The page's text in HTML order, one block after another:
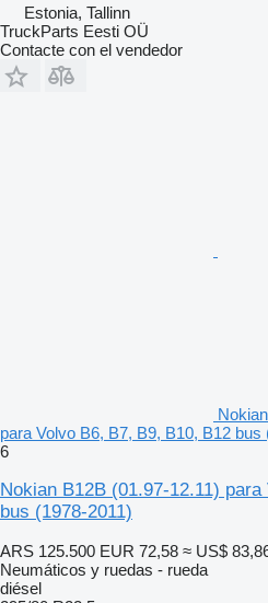
Estonia, Tallinn
TruckParts Eesti OÜ
Contacte con el vendedor
para Volvo B6, B7, B9, B10, B12 bus
6
Nokian B12B (01.97-12.11)
bus (1978-2011)
ARS 125.500 EUR 72,58 ≈ US$
Neumáticos y ruedas - rueda
diésel